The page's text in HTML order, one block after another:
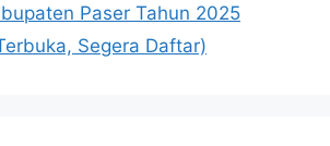
Paser Tahun 2025
Segera Daftar)